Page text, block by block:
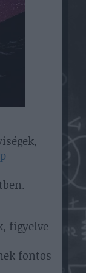
figyelve
fontos